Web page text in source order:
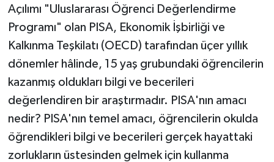
Açılımı "Uluslararası Öğrenci Değerlendirme
Programı" olan PISA, Ekonomik İşbirliği ve
Kalkınma Teşkilatı (OECD) tarafından üçer yıllık
dönemler hâlinde, 15 yaş grubundaki öğrencilerin
kazanmış oldukları bilgi ve becerileri
değerlendiren bir araştırmadır. PISA'nın amacı
nedir? PISA'nın temel amacı, öğrencilerin okulda
öğrendikleri bilgi ve becerileri gerçek hayattaki
zorlukların üstesinden gelmek için kullanma